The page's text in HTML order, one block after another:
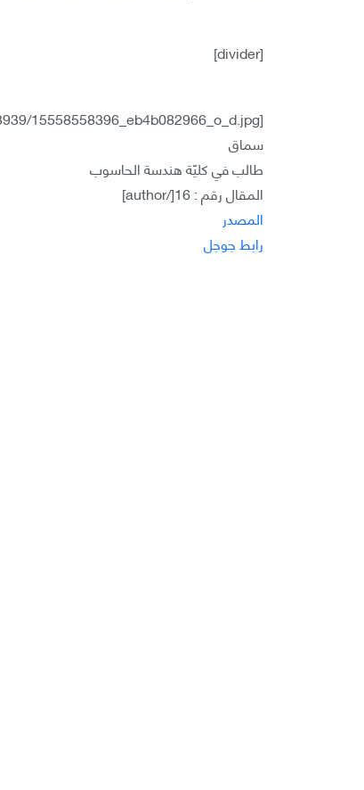
[divider]
سماق
طالب في كليّة هندسة الحاسوب
المقال رقم : 16[/author]
المصدر
رابط جوجل